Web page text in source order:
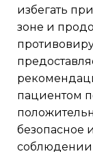
избегать
зоне и
пациентом
безопасное
соблюдении